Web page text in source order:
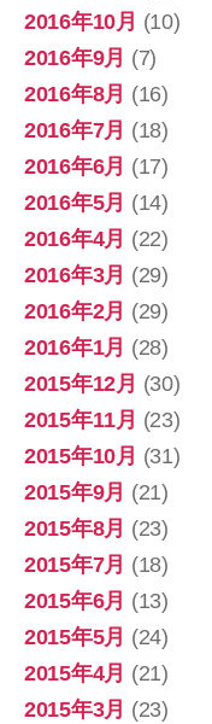
2016年10月 (10)
2016年9月 (7)
2016年8月 (16)
2016年7月 (18)
2016年6月 (17)
2016年5月 (14)
2016年4月 (22)
2016年3月 (29)
2016年2月 (29)
2016年1月 (28)
2015年12月 (30)
2015年11月 (23)
2015年10月 (31)
2015年9月 (21)
2015年8月 (23)
2015年7月 (18)
2015年6月 (13)
2015年5月 (24)
2015年4月 (21)
2015年3月 (23)